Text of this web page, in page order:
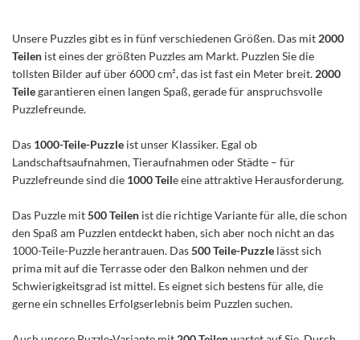
Unsere Puzzles gibt es in fünf verschiedenen Größen. Das mit 2000
Teilen ist eines der größten Puzzles am Markt. Puzzlen Sie die
tollsten Bilder auf über 6000 cm², das ist fast ein Meter breit. 2000
Teilegarantieren einen langen Spaß, gerade für anspruchsvolle
Puzzlefreunde.
Das 1000-Teile-Puzzle ist unser Klassiker. Egal ob
Landschaftsaufnahmen, Tieraufnahmen oder Städte – für
Puzzlefreunde sind die 1000 Teile eine attraktive Herausforderung.
Das Puzzle mit500 Teilen ist die richtige Variante für alle, die schon
den Spaß am Puzzlen entdeckt haben, sich aber noch nicht an das
1000-Teile-Puzzle herantrauen. Das500 Teile-Puzzle lässt sich
prima mit auf die Terrasse oder den Balkon nehmen und der
Schwierigkeitsgrad ist mittel. Es eignet sich bestens für alle, die
gerne ein schnelles Erfolgserlebnis beim Puzzlen suchen.